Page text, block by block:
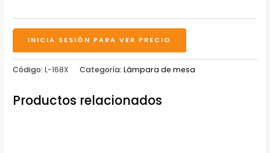
INICIA SESIÓN PARA VER PRECIO
Código:L-168X Categoría:Lámpara de mesa
Productos relacionados